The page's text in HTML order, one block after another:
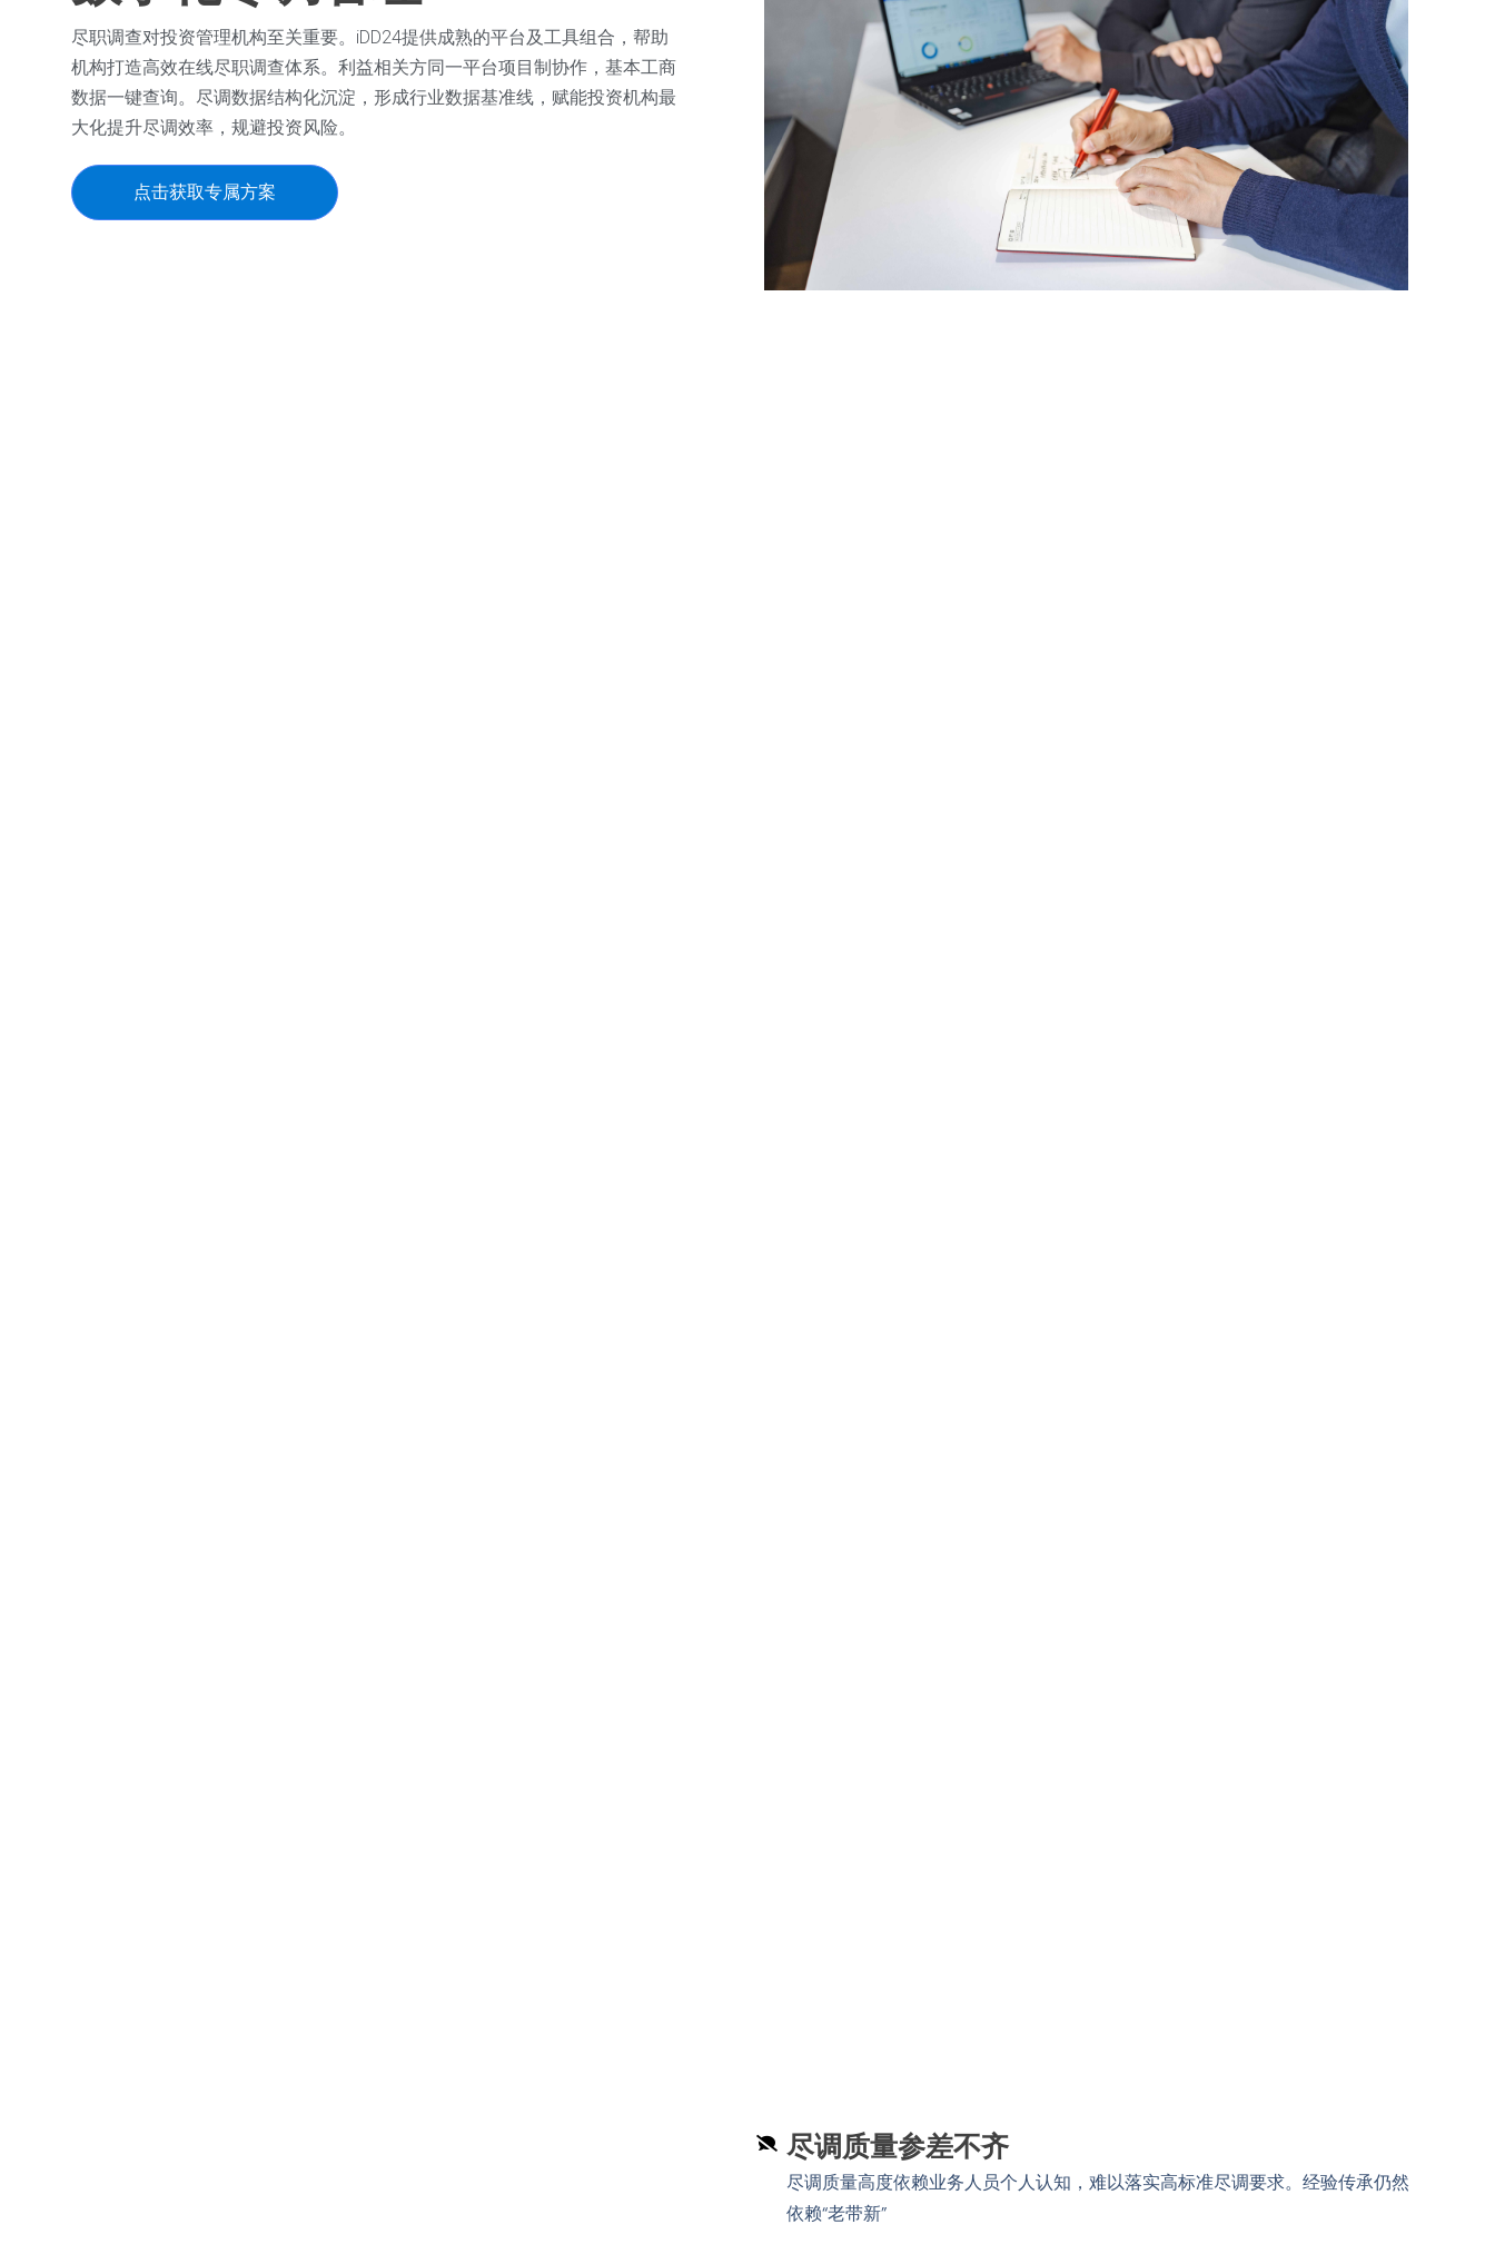
尽职调查对投资管理机构至关重要。iDD24提供成熟的平台及工具组合，帮助
机构打造高效在线尽职调查体系。利益相关方同一平台项目制协作，基本工商
数据一键查询。尽调数据结构化沉淀，形成行业数据基准线，赋能投资机构最
大化提升尽调效率，规避投资风险。
点击获取专属方案
尽调质量参差不齐
尽调质量高度依赖业务人员个人认知，难以落实高标准尽调要求。经验传承仍然
依赖“老带新”